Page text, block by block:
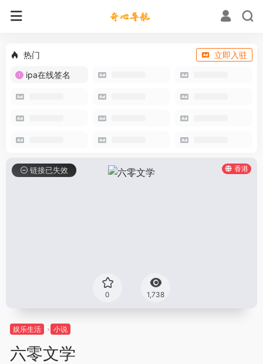
热门
立即入驻
ipa在线签名
香港
0 1,738
链接已失效
娱乐生活 小说
六零文学